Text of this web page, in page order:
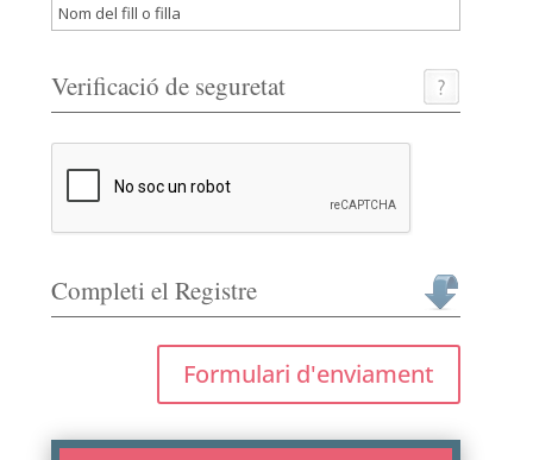
Verificació de seguretat
Completi el Registre
Formulari d'enviament